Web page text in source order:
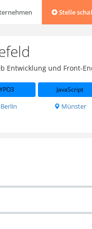
Stelle
Entwicklung und Front-
JavaScript
Berlin Münster